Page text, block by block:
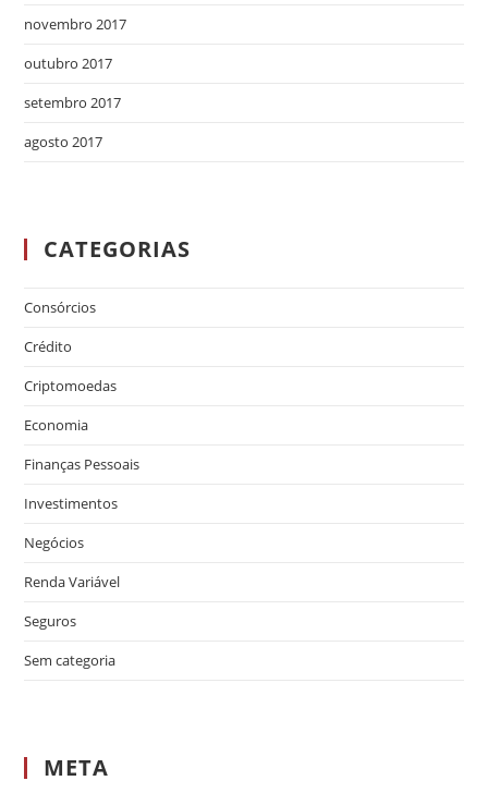
novembro 2017
outubro 2017
setembro 2017
agosto 2017
CATEGORIAS
Consórcios
Crédito
Criptomoedas
Economia
Finanças Pessoais
Investimentos
Negócios
Renda Variável
Seguros
Sem categoria
META